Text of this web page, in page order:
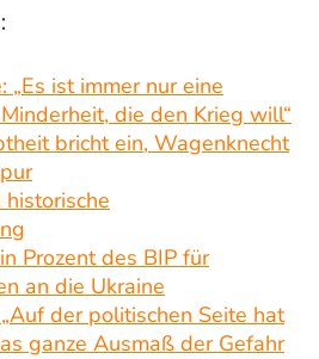
„Es ist immer nur eine
die den Krieg will“
bricht ein, Wagenknecht
Prozent des BIP für
an die Ukraine
der politischen Seite hat
ganze Ausmaß der Gefahr